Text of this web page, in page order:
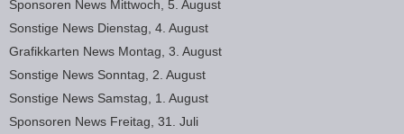
Sponsoren News Mittwoch, 5. August
Sonstige News Dienstag, 4. August
Grafikkarten News Montag, 3. August
Sonstige News Sonntag, 2. August
Sonstige News Samstag, 1. August
Sponsoren News Freitag, 31. Juli